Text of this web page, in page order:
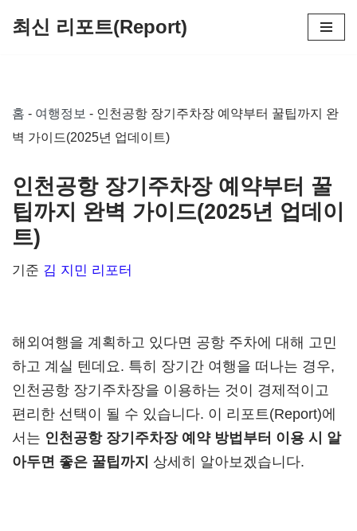
로
건
뛰
기
최신 리포트(Report)
홈 - 여행정보 - 인천공항 장기주차장 예약부터 꿀팁까지 완
벽 가이드(2025년 업데이트)
인천공항 장기주차장 예약부터 꿀
팁까지 완벽 가이드(2025년 업데이
트)
기준 김 지민 리포터
해외여행을 계획하고 있다면 공항 주차에 대해 고민
하고 계실 텐데요. 특히 장기간 여행을 떠나는 경우,
인천공항 장기주차장을 이용하는 것이 경제적이고
편리한 선택이 될 수 있습니다. 이 리포트(Report)에
서는 인천공항 장기주차장 예약 방법부터 이용 시 알
아두면 좋은 꿀팁까지 상세히 알아보겠습니다.